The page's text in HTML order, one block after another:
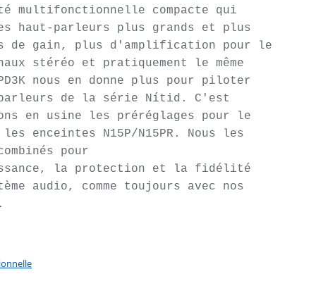
multifonctionnelle compacte qui
haut-parleurs plus grands et plus
de gain, plus d'amplification pour le
stéréo et pratiquement le même
nous en donne plus pour piloter
de la série Nítid. C'est
en usine les préréglages pour le
les enceintes N15P/N15PR. Nous les
pour
la protection et la fidélité
audio, comme toujours avec nos